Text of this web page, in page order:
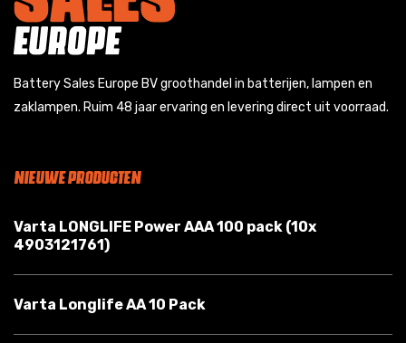
Battery Sales Europe BV groothandel in batterijen, lampen en
zaklampen. Ruim 48 jaar ervaring en levering direct uit voorraad.
NIEUWE PRODUCTEN
Varta LONGLIFE Power AAA 100 pack (10x
4903121761)
Varta Longlife AA 10 Pack